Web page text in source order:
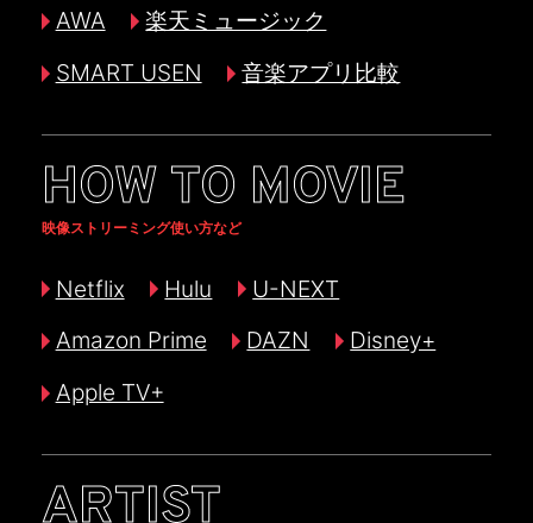
AWA
楽天ミュージック
SMART USEN
音楽アプリ比較
HOW TO MOVIE
映像ストリーミング使い方など
Netflix Hulu
U-NEXT
Amazon Prime
DAZN
Disney+
Apple TV+
ARTIST